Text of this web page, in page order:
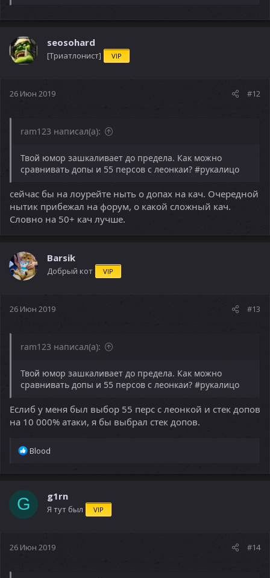
seosohard
[Триатлонист] VIP
26 Июн 2019 #12
ram123 написал(а):
Твой юмор зашкаливает до предела. Как можно
сравнивать допы и 55 персов с леонкаи? #рукалицо
сейчас бы на лоурейте ныть о допах на кач. Очередной
нытик прибежал на форум, о какой сложный кач.
Словно на 50+ кач лучше.
Barsik
Добрый кот VIP
26 Июн 2019 #13
ram123 написал(а):
Твой юмор зашкаливает до предела. Как можно
сравнивать допы и 55 персов с леонкаи? #рукалицо
Еслиб у меня был выбор 55 перс с леонкой и стек допов
на 10 000% атаки, я бы выбрал стек допов.
Р
а
ц
и
и
Blood
G g1rn
Я тут был VIP
26 Июн 2019 #14